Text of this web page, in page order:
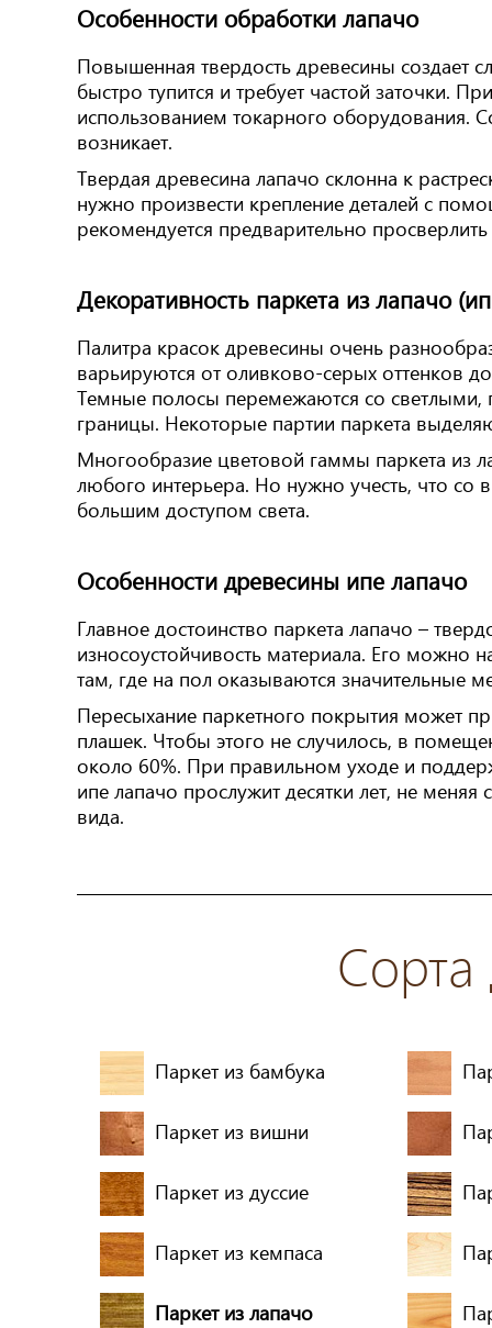
Особенности обработки лапачо
Повышенная твердость древесины создает
быстро тупится и требует частой заточки.
использованием токарного
возникает.
Твердая древесина лапачо склонна к
нужно произвести крепление деталей с
рекомендуется предварительно
Декоративность паркета из лапачо
Палитра красок древесины очень
варьируются от оливково-серых оттенков
Темные полосы перемежаются со
границы. Некоторые партии паркета
Многообразие цветовой гаммы паркета из
любого интерьера. Но нужно учесть, что
большим доступом света.
Особенности древесины ипе лапачо
Главное достоинство паркета лапачо –
износоустойчивость материала. Его можно
там, где на пол оказываются значительные
Пересыхание паркетного покрытия может
плашек. Чтобы этого не случилось, в
около 60%. При правильном уходе и
ипе лапачо прослужит десятки лет, не
вида.
Паркет из бамбука
Паркет из вишни
Паркет из дуссие
Паркет из кемпаса
Паркет из лапачо